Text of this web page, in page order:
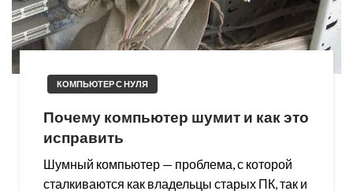
КОМПЬЮТЕР С НУЛЯ
Почему компьютер шумит и как это
исправить
Шумный компьютер — проблема, с которой
сталкиваются как владельцы старых ПК, так и